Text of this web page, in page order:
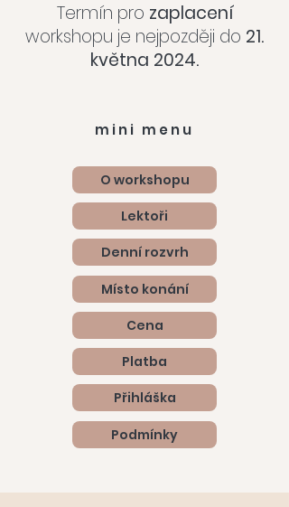
Termín pro zaplacení
workshopu je nejpozději do 21.
května 2024.
mini menu
O workshopu
Lektoři
Denní rozvrh
Místo konání
Cena
Platba
Přihláška
Podmínky